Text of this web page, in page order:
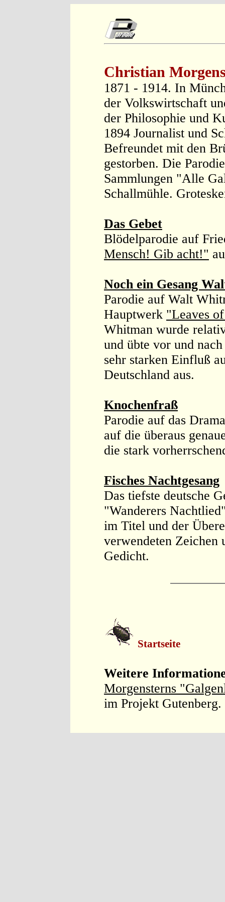
Christian
1871 - 1914. In
der Volkswirtschaft
der Philosophie und
1894 Journalist und
Befreundet mit den
gestorben. Die
Sammlungen "Alle
Schallmühle.
Das Gebet
Blödelparodie auf
Mensch! Gib acht!"
Noch ein Gesang
Parodie auf Walt
Hauptwerk "Leaves
Whitman wurde
und übte vor und
sehr starken Einfluß
Deutschland aus.
Knochenfraß
Parodie auf das
auf die überaus
die stark
Fisches Nachtgesang
Das tiefste deutsche
"Wanderers
im Titel und der
verwendeten Zeichen
Gedicht.
Startseite
Weitere
Morgensterns
im Projekt Gutenberg.